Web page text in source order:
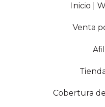
Inicio |
Venta
Cobertura